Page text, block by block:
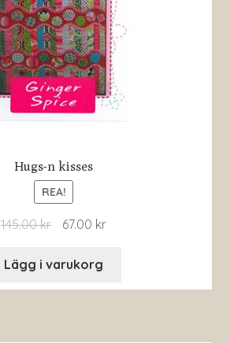
Hugs-n kisses
REA!
145.00kr 67.00 kr
Lägg i varukorg